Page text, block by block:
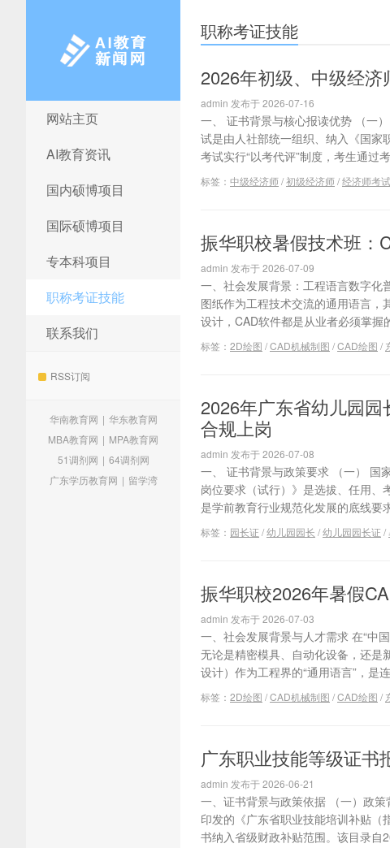
AI教育新闻网
网站主页
AI教育资讯
国内硕博项目
国际硕博项目
专本科项目
职称考证技能
联系我们
RSS订阅
华南教育网 | 华东教育网
MBA教育网 | MPA教育网
51调剂网 | 64调剂网
广东学历教育网 | 留学湾
职称考证技能
2026年初级、中级经
admin 发布于 2026-07-16
一、 证书背景与核心报读优势 （一
试是由人社部统一组织、纳入《国家
考试实行“以考代评”制度，考生通过
标签： 中级经济师/初级经济师/经济师考试
振华职校暑假技术班：
admin 发布于 2026-07-09
一、社会发展背景：工程语言数字化
图纸作为工程技术交流的通用语言，
设计，CAD软件都是从业者必须掌握
标签： 2D绘图 /CAD机械制图 /CAD绘图 /
2026年广东省幼儿园
合规上岗
admin 发布于 2026-07-08
一、 证书背景与政策要求 （一） 国
岗位要求（试行）》是选拔、任用
是学前教育行业规范化发展的底线要
标签： 园长证 /幼儿园园长 /幼儿园园长证 /
振华职校2026年暑假
admin 发布于 2026-07-03
一、社会发展背景与人才需求 在“中
无论是精密模具、自动化设备，还是
设计）作为工程界的“通用语言”，是
标签： 2D绘图 /CAD机械制图 /CAD绘图 /
广东职业技能等级证
admin 发布于 2026-06-21
一、证书背景与政策依据 （一）政
印发的《广东省职业技能培训补贴
书纳入省级财政补贴范围。该目录自